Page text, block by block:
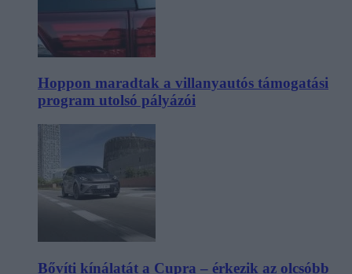
Hoppon maradtak a villanyautós támogatási
program utolsó pályázói
Bővíti kínálatát a Cupra – érkezik az olcsóbb